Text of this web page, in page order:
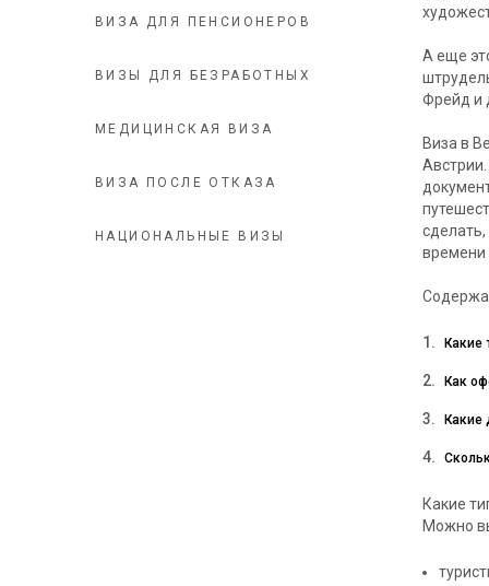
А еще
Фрейд и
Виза в
времени
Какие
Как
Какие
Какие
Можно
ВИЗА ДЛЯ ПЕНСИОНЕРОВ
ВИЗЫ ДЛЯ БЕЗРАБОТНЫХ
МЕДИЦИНСКАЯ ВИЗА
ВИЗА ПОСЛЕ ОТКАЗА
НАЦИОНАЛЬНЫЕ ВИЗЫ